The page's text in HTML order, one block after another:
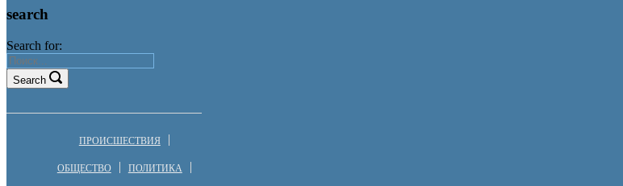
search
Search for:
Search
ПРОИСШЕСТВИЯ
ОБЩЕСТВО ПОЛИТИКА